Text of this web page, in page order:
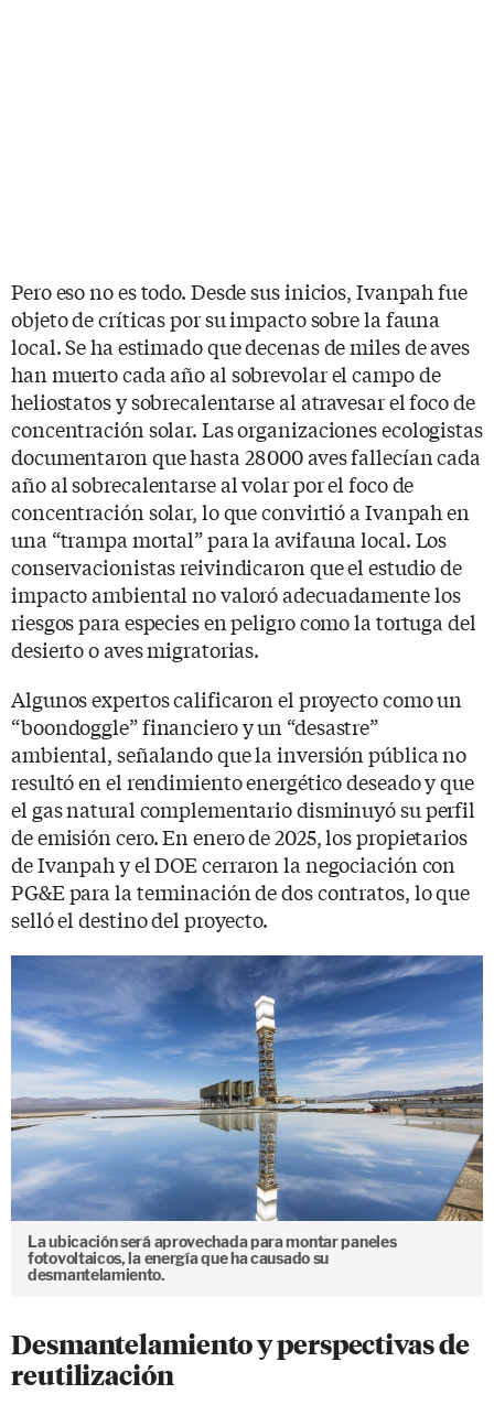
Pero eso no es todo. Desde sus inicios, Ivanpah fue
objeto de críticas por su impacto sobre la fauna
local. Se ha estimado que decenas de miles de aves
han muerto cada año al sobrevolar el campo de
heliostatos y sobrecalentarse al atravesar el foco de
concentración solar. Las organizaciones ecologistas
documentaron que hasta 28 000 aves fallecían cada
año al sobrecalentarse al volar por el foco de
concentración solar, lo que convirtió a Ivanpah en
una “trampa mortal” para la avifauna local. Los
conservacionistas reivindicaron que el estudio de
impacto ambiental no valoró adecuadamente los
riesgos para especies en peligro como la tortuga del
desierto o aves migratorias.
Algunos expertos calificaron el proyecto como un
“boondoggle” financiero y un “desastre”
ambiental, señalando que la inversión pública no
resultó en el rendimiento energético deseado y que
el gas natural complementario disminuyó su perfil
de emisión cero. En enero de 2025, los propietarios
de Ivanpah y el DOE cerraron la negociación con
PG&E para la terminación de dos contratos, lo que
selló el destino del proyecto.
La ubicación será aprovechada para montar paneles
fotovoltaicos, la energía que ha causado su
desmantelamiento.
Desmantelamiento y perspectivas de
reutilización